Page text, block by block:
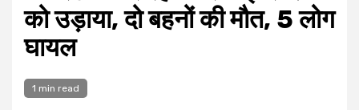
को उड़ाया, दो बहनों की मौत, 5 लोग
घायल
1 min read